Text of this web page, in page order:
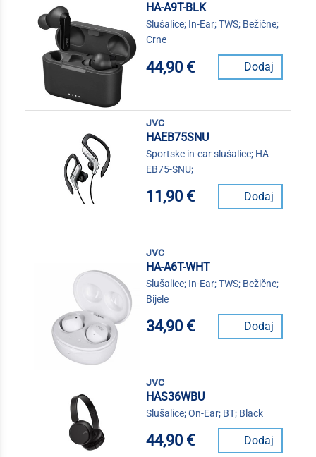
HA-A9T-BLK
Slušalice; In-Ear; TWS; Bežične;
Crne
44,90 € Dodaj
jvc
HAEB75SNU
Sportske in-ear slušalice; HA
EB75-SNU;
11,90 € Dodaj
jvc
HA-A6T-WHT
Slušalice; In-Ear; TWS; Bežične;
Bijele
34,90 € Dodaj
jvc
HAS36WBU
Slušalice; On-Ear; BT; Black
44,90 € Dodaj